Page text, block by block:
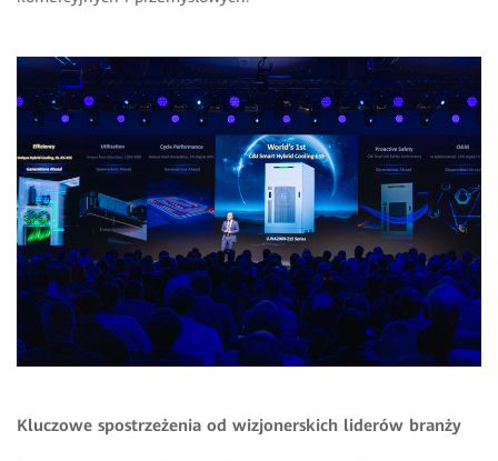
Kluczowe spostrzeżenia od wizjonerskich liderów branży